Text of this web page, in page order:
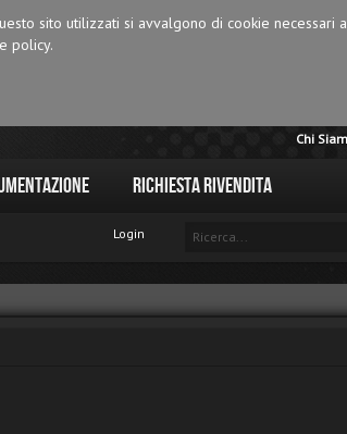
sito utilizzati si avvalgono di cookie necessari
policy.
Chi
Richiesta Rivendita
Login